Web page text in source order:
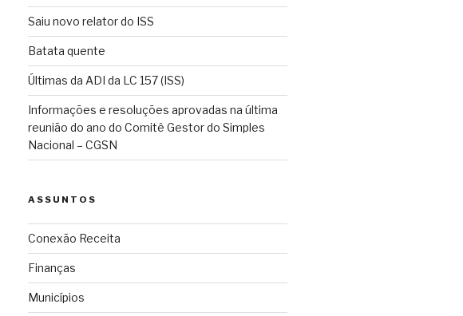
Saiu novo relator do ISS
Batata quente
Últimas da ADI da LC 157 (ISS)
Informações e resoluções aprovadas na última
reunião do ano do Comitê Gestor do Simples
Nacional – CGSN
ASSUNTOS
Conexão Receita
Finanças
Municípios